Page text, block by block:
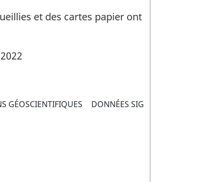
et des cartes papier ont
GÉOSCIENTIFIQUES
DONNÉES SIG